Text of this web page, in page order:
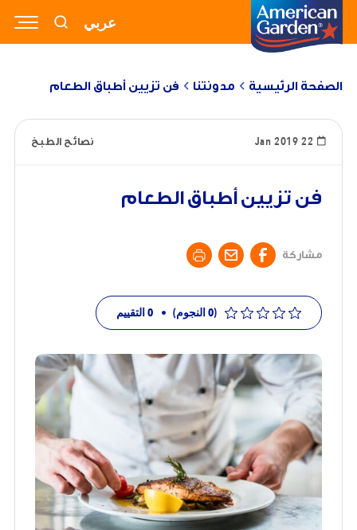
RECIPES
PRODUCTS
BLOGS
ABOUT US
عربي
الصفحة الرئيسية مدونتنا فن تزيين أطباق الطعام
22 Jan 2019 نصائح الطبخ
فن تزيين أطباق الطعام
مشاركة
(0 النجوم) •
0التقييم